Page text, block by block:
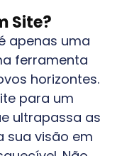
Site?
apenas uma
ferramenta
horizontes.
para um
ultrapassa as
sua visão em